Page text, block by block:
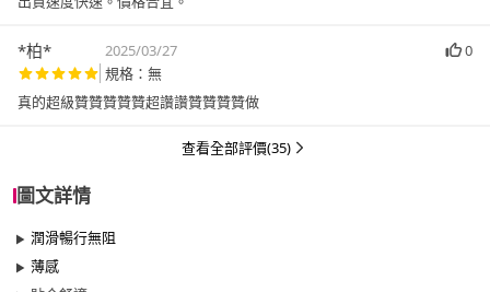
*柏* 2025/03/27
0
規格：無
真的超級贊贊贊贊贊超讚讚贊贊贊贊做
查看全部評價(35)
圖文詳情
潤滑暢行無阻
薄感